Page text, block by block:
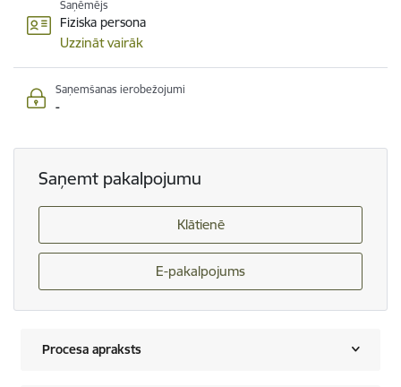
Saņēmējs
Fiziska persona
Uzzināt vairāk
Saņemšanas ierobežojumi
-
Saņemt pakalpojumu
Klātienē
E-pakalpojums
Procesa apraksts